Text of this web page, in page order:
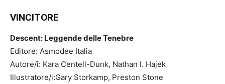
VINCITORE
Descent: Leggende delle Tenebre
Editore: Asmodee Italia
Autore/i: Kara Centell-Dunk, Nathan I. Hajek
Illustratore/i:Gary Storkamp, Preston Stone